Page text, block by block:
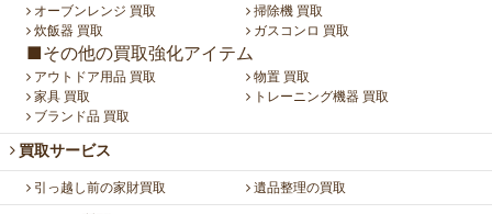
オーブンレンジ 買取
掃除機 買取
炊飯器 買取
ガスコンロ 買取
■その他の買取強化アイテム
アウトドア用品 買取
物置 買取
家具 買取
トレーニング機器 買取
ブランド品 買取
買取サービス
引っ越し前の家財買取 遺品整理の買取